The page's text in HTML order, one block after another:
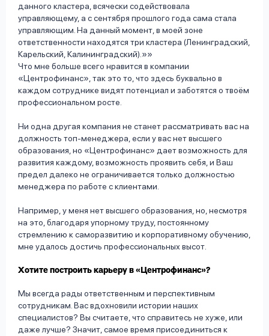
данного кластера, всячески содействовала
управляющему, а с сентября прошлого года сама стала
управляющим. На данный момент, в моей зоне
ответственности находятся три кластера (Ленинградский,
Карельский, Калининградский).»
Что мне больше всего нравится в компании
«Центрофинанс», так это то, что здесь буквально в
каждом сотруднике видят потенциал и заботятся о твоём
профессиональном росте.
Ни одна другая компания не станет рассматривать вас на
должность топ-менеджера, если у вас нет высшего
образования, но «Центрофинанс» дает возможность для
развития каждому, возможность проявить себя, и Ваш
предел далеко не ограничивается только должностью
менеджера по работе с клиентами.
Например, у меня нет высшего образования, но, несмотря
на это, благодаря упорному труду, постоянному
стремлению к саморазвитию и корпоративному обучению,
мне удалось достичь профессиональных высот.
Хотите построить карьеру в «Центрофинанс»?
Мы всегда рады ответственным и перспективным
сотрудникам. Вас вдохновили истории наших
специалистов? Вы считаете, что справитесь не хуже, или
даже лучше? Значит, самое время присоединиться к